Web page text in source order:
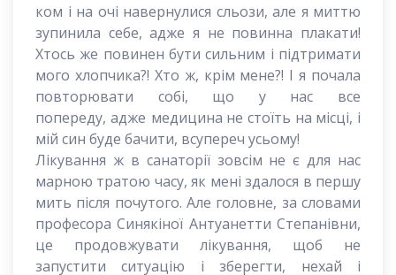
ком і на очі навернулися сльози, але я миттю
зупинила себе, адже я не повинна плакати!
Хтось же повинен бути сильним і підтримати
мого хлопчика?! Хто ж, крім мене?! І я почала
повторювати собі, що у нас все
попереду, адже медицина не стоїть на місці, і
мій син буде бачити, всупереч усьому!
Лікування ж в санаторії зовсім не є для нас
марною тратою часу, як мені здалося в першу
мить після почутого. Але головне, за словами
професора Синякіної Антуанетти Степанівни,
це продовжувати лікування, щоб не
запустити ситуацію і зберегти, нехай і